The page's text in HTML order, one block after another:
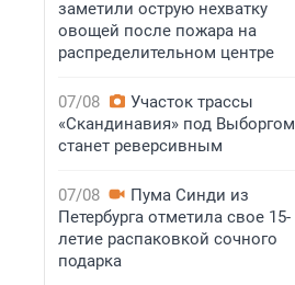
заметили острую нехватку
овощей после пожара на
распределительном центре
07/08
Участок трассы
«Скандинавия» под Выборгом
станет реверсивным
07/08
Пума Синди из
Петербурга отметила свое 15-
летие распаковкой сочного
подарка